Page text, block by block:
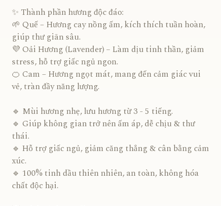
✨ Thành phần hương độc đáo:
🌱 Quế – Hương cay nồng ấm, kích thích tuần hoàn,
giúp thư giãn sâu.
💜 Oải Hương (Lavender) – Làm dịu tinh thần, giảm
stress, hỗ trợ giấc ngủ ngon.
🍊 Cam – Hương ngọt mát, mang đến cảm giác vui
vẻ, tràn đầy năng lượng.
🔹 Mùi hương nhẹ, lưu hương từ 3 - 5 tiếng.
🔹 Giúp không gian trở nên ấm áp, dễ chịu & thư
thái.
🔹 Hỗ trợ giấc ngủ, giảm căng thẳng & cân bằng cảm
xúc.
🔹 100% tinh dầu thiên nhiên, an toàn, không hóa
chất độc hại.